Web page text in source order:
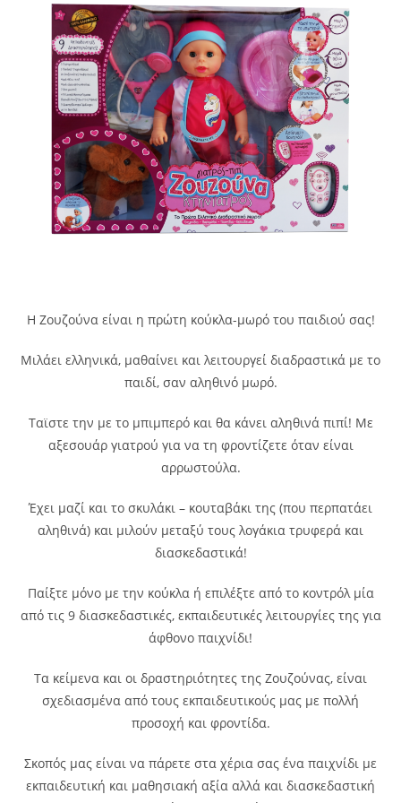
Η Ζουζούνα είναι η πρώτη κούκλα-μωρό του παιδιού σας!
Μιλάει ελληνικά, μαθαίνει και λειτουργεί διαδραστικά με το
παιδί, σαν αληθινό μωρό.
Ταϊστε την με το μπιμπερό και θα κάνει αληθινά πιπί! Με
αξεσουάρ γιατρού για να τη φροντίζετε όταν είναι
αρρωστούλα.
Έχει μαζί και το σκυλάκι – κουταβάκι της (που περπατάει
αληθινά) και μιλούν μεταξύ τους λογάκια τρυφερά και
διασκεδαστικά!
Παίξτε μόνο με την κούκλα ή επιλέξτε από το κοντρόλ μία
από τις 9 διασκεδαστικές, εκπαιδευτικές λειτουργίες της για
άφθονο παιχνίδι!
Τα κείμενα και οι δραστηριότητες της Ζουζούνας, είναι
σχεδιασμένα από τους εκπαιδευτικούς μας με πολλή
προσοχή και φροντίδα.
Σκοπός μας είναι να πάρετε στα χέρια σας ένα παιχνίδι με
εκπαιδευτική και μαθησιακή αξία αλλά και διασκεδαστική